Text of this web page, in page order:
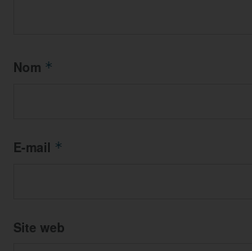
Nom *
E-mail *
Site web